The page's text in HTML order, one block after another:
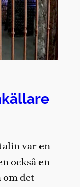
var en
också en
om det